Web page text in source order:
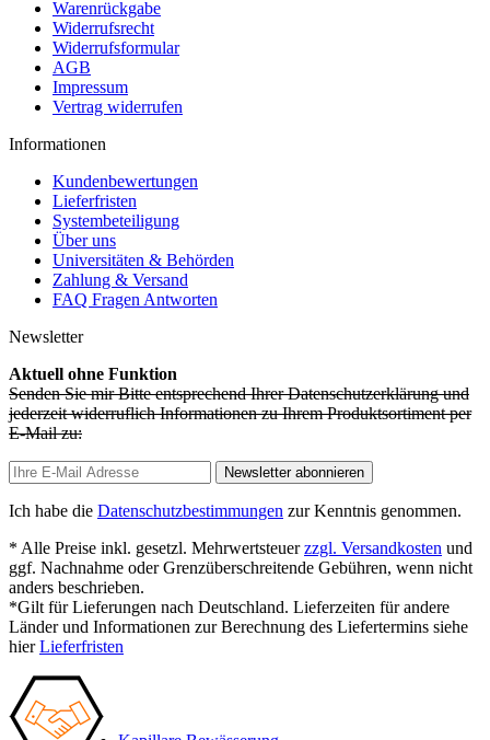
Warenrückgabe
Widerrufsrecht
Widerrufsformular
AGB
Impressum
Vertrag widerrufen
Informationen
Kundenbewertungen
Lieferfristen
Systembeteiligung
Über uns
Universitäten & Behörden
Zahlung & Versand
FAQ Fragen Antworten
Newsletter
Aktuell ohne Funktion
Senden Sie mir Bitte entsprechend Ihrer Datenschutzerklärung und
jederzeit widerruflich Informationen zu Ihrem Produktsortiment per
E-Mail zu:
Newsletter abonnieren
Ich habe die Datenschutzbestimmungen zur Kenntnis genommen.
* Alle Preise inkl. gesetzl. Mehrwertsteuerzzgl. Versandkosten und
ggf. Nachnahme oder Grenzüberschreitende Gebühren, wenn nicht
anders beschrieben.
*Gilt für Lieferungen nach Deutschland. Lieferzeiten für andere
Länder und Informationen zur Berechnung des Liefertermins siehe
hierLieferfristen